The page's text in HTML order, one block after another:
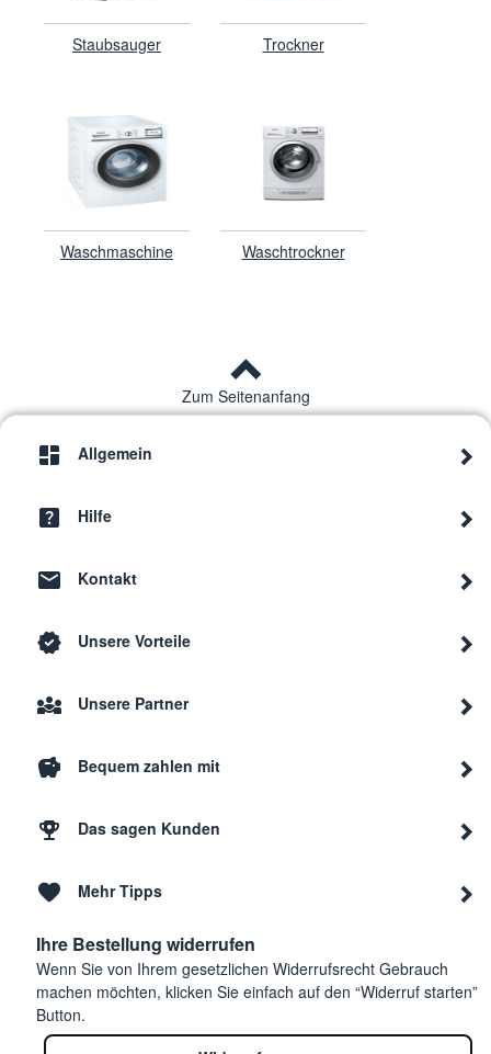
Staubsauger Trockner
Waschmaschine Waschtrockner
Zum Seitenanfang
Allgemein
Hilfe
Kontakt
Unsere Vorteile
Unsere Partner
Bequem zahlen mit
Das sagen Kunden
Mehr Tipps
Ihre Bestellung widerrufen
Wenn Sie von Ihrem gesetzlichen Widerrufsrecht Gebrauch
machen möchten, klicken Sie einfach auf den “Widerruf starten”
Button.